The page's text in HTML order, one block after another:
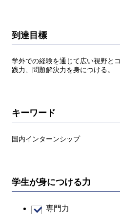
到達目標
学外での経験を通じて広い視野と
践力、問題解決力を身につける。
キーワード
国内インターンシップ
学生が身につける力
専門力